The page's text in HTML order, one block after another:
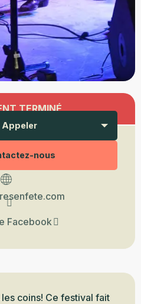
TERMINÉ
Appeler
nous
Facebook
coins! Ce festival fait